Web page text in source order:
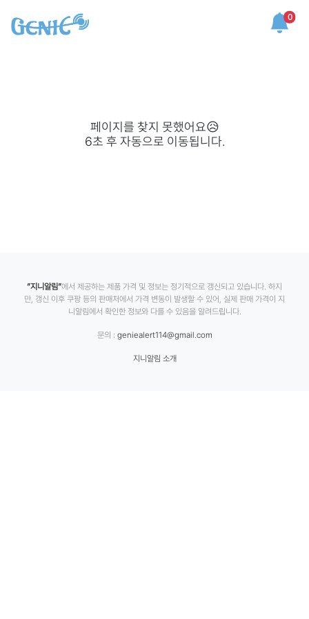
0
페이지를 찾지 못했어요😥
6초 후 자동으로 이동됩니다.
”지니알림”에서 제공하는 제품 가격 및 정보는 정기적으로 갱신되고 있습니다. 하지
만, 갱신 이후 쿠팡 등의 판매처에서 가격 변동이 발생할 수 있어, 실제 판매 가격이 지
니알림에서 확인한 정보와 다를 수 있음을 알려드립니다.
문의 : geniealert114@gmail.com
지니알림 소개